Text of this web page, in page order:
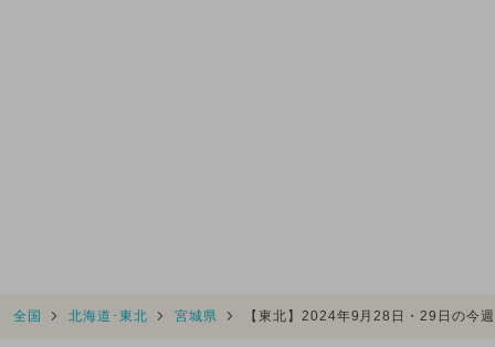
全国 北海道･東北 宮城県 【東北】2024年9月28日・29日の今